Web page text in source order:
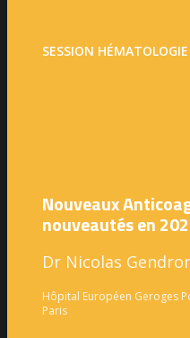
SESSION
Nouveaux
nouveautés en
Dr Nicolas
Hôpital Européen Geroges
Paris